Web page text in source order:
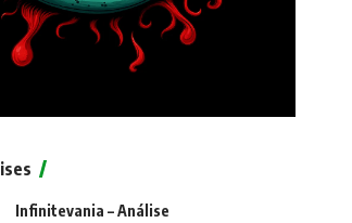
Infinitevania – Análise